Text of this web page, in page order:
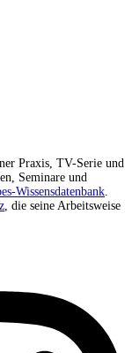
Praxis, TV-Serie und
Seminare und
Wissensdatenbank
, die seine Arbeitsweise